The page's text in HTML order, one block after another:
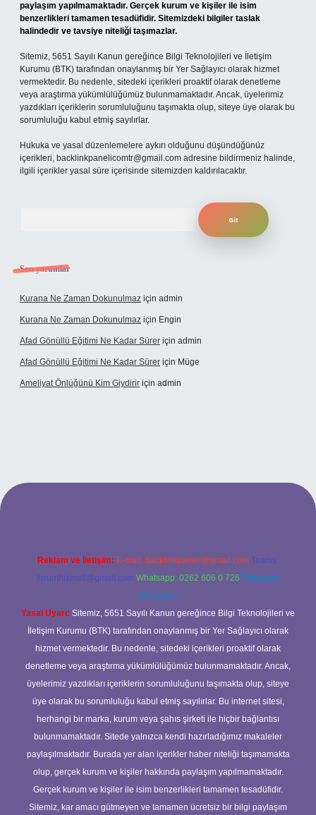
paylaşım yapılmamaktadır. Gerçek kurum ve kişiler ile isim
benzerlikleri tamamen tesadüfidir. Sitemizdeki bilgiler taslak
halindedir ve tavsiye niteliği taşımazlar.
Sitemiz, 5651 Sayılı Kanun gereğince Bilgi Teknolojileri ve İletişim
Kurumu (BTK) tarafından onaylanmış bir Yer Sağlayıcı olarak hizmet
vermektedir. Bu nedenle, sitedeki içerikleri proaktif olarak denetleme
veya araştırma yükümlülüğümüz bulunmamaktadır. Ancak, üyelerimiz
yazdıkları içeriklerin sorumluluğunu taşımakta olup, siteye üye olarak bu
sorumluluğu kabul etmiş sayılırlar.
Hukuka ve yasal düzenlemelere aykırı olduğunu düşündüğünüz
içerikleri, backlinkpanelicomtr@gmail.com adresine bildirmeniz halinde,
ilgili içerikler yasal süre içerisinde sitemizden kaldırılacaktır.
Son yorumlar
Kurana Ne Zaman Dokunulmaz için admin
Kurana Ne Zaman Dokunulmaz için Engin
Afad Gönüllü Eğitimi Ne Kadar Sürer için admin
Afad Gönüllü Eğitimi Ne Kadar Sürer için Müge
Ameliyat Önlüğünü Kim Giydirir için admin
güncel giriş
Reklam ve İletişim: E-mail: backlinkpaneli@gmail.com Teams:
forumhizmeti@gmail.com Whatsapp: 0262 606 0 726 Telegram:
@karabul
Yasal Uyarı: Sitemiz, 5651 Sayılı Kanun gereğince Bilgi Teknolojileri ve
İletişim Kurumu (BTK) tarafından onaylanmış bir Yer Sağlayıcı olarak
hizmet vermektedir. Bu nedenle, sitedeki içerikleri proaktif olarak
denetleme veya araştırma yükümlülüğümüz bulunmamaktadır. Ancak,
üyelerimiz yazdıkları içeriklerin sorumluluğunu taşımakta olup, siteye
üye olarak bu sorumluluğu kabul etmiş sayılırlar. Bu internet sitesi,
herhangi bir marka, kurum veya şahıs şirketi ile hiçbir bağlantısı
bulunmamaktadır. Sitede yalnızca kendi hazırladığımız makaleler
paylaşılmaktadır. Burada yer alan içerikler haber niteliği taşımamakta
olup, gerçek kurum ve kişiler hakkında paylaşım yapılmamaktadır.
Gerçek kurum ve kişiler ile isim benzerlikleri tamamen tesadüfidir.
Sitemiz, kar amacı gütmeyen ve tamamen ücretsiz bir bilgi paylaşım